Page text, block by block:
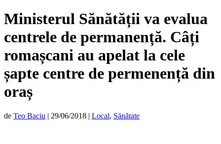
Ministerul Sănătății va evalua
centrele de permanență. Câți
romașcani au apelat la cele
șapte centre de permenență din
oraș
de Teo Baciu | 29/06/2018 | Local, Sănătate